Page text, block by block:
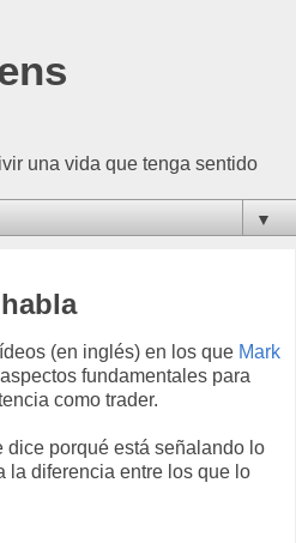
una vida que tenga sentido
▼
(en inglés) en los que Mark
fundamentales para
como trader.
dice porqué está señalando lo
la diferencia entre los que lo